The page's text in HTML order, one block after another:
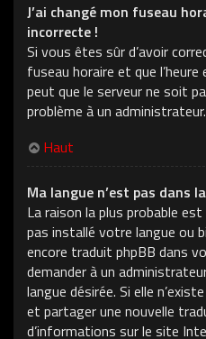
J’ai changé mon fuseau
incorrecte !
Si vous êtes sûr d’avoir
fuseau horaire et que
peut que le serveur ne soit
problème à un administrateur.
Haut
Ma langue n’est pas dans
La raison la plus probable
pas installé votre langue ou
encore traduit phpBB dans
demander à un
langue désirée. Si elle
et partager une nouvelle
d’informations sur le site